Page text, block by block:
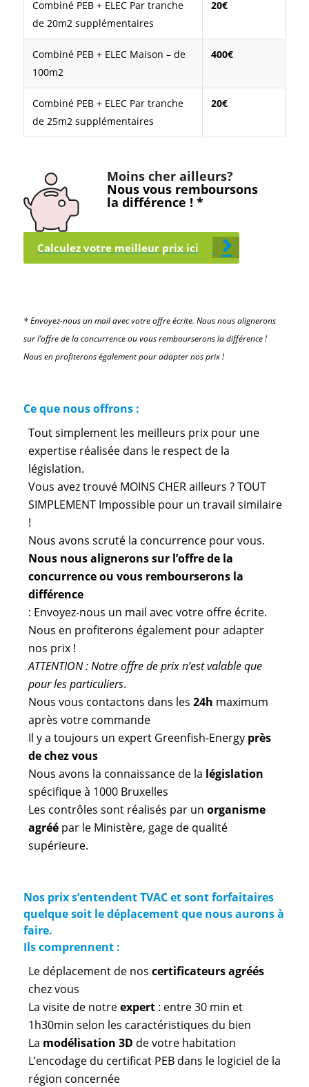
Combiné PEB + ELEC Par tranche
de 20m2 supplémentaires
20€
Combiné PEB + ELEC Maison – de
100m2
400€
Combiné PEB + ELEC Par tranche
de 25m2 supplémentaires
20€
Moins cher ailleurs?
Nous vous remboursons
la différence ! *
Calculez votre meilleur prix ici
* Envoyez-nous un mail avec votre offre écrite. Nous nous alignerons
sur l’offre de la concurrence ou vous rembourserons la différence !
Nous en profiterons également pour adapter nos prix !
Ce que nous offrons :
Tout simplement les meilleurs prix pour une
expertise réalisée dans le respect de la
législation.
Vous avez trouvé MOINS CHER ailleurs ? TOUT
SIMPLEMENT Impossible pour un travail similaire
!
Nous avons scruté la concurrence pour vous.
Nous nous alignerons sur l’offre de la
concurrence ou vous rembourserons la
différence
: Envoyez-nous un mail avec votre offre écrite.
Nous en profiterons également pour adapter
nos prix !
ATTENTION : Notre offre de prix n’est valable que
pour les particuliers.
Nous vous contactons dans les 24h maximum
après votre commande
Il y a toujours un expert Greenfish-Energy près
de chez vous
Nous avons la connaissance de la législation
spécifique à 1000 Bruxelles
Les contrôles sont réalisés par un organisme
agréépar le Ministère, gage de qualité
supérieure.
Nos prix s’entendent TVAC et sont forfaitaires
quelque soit le déplacement que nous aurons à
faire.
Ils comprennent :
Le déplacement de nos certificateurs agréés
chez vous
La visite de notreexpert : entre 30 min et
1h30min selon les caractéristiques du bien
La modélisation 3D de votre habitation
L’encodage du certificat PEB dans le logiciel de la
région concernée